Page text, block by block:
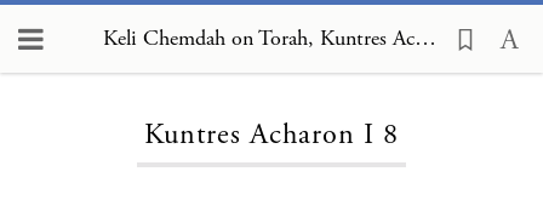
Keli Chemdah on Torah, Kuntres Acharon I 8
Kuntres Acharon I 8